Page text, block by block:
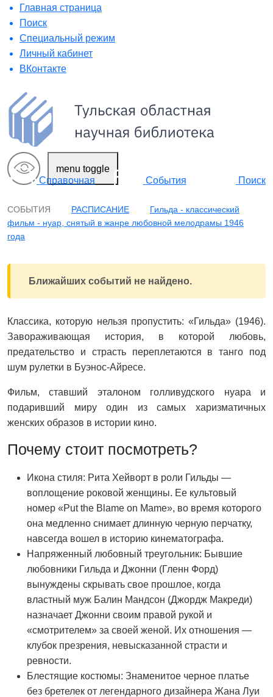
Главная страница
Поиск
Специальный режим
Личный кабинет
ВКонтакте
menu toggle
Справочная
События Поиск
СОБЫТИЯ РАСПИСАНИЕ
Гильда - классический
фильм - нуар, снятый в жанре любовной мелодрамы 1946
года
Ближайших событий не найдено.
Классика, которую нельзя пропустить: «Гильда» (1946).
Завораживающая история, в которой любовь,
предательство и страсть переплетаются в танго под
шум рулетки в Буэнос-Айресе.
Фильм, ставший эталоном голливудского нуара и
подаривший миру один из самых харизматичных
женских образов в истории кино.
Почему стоит посмотреть?
Икона стиля: Рита Хейворт в роли Гильды —
воплощение роковой женщины. Ее культовый
номер «Put the Blame on Mame», во время которого
она медленно снимает длинную черную перчатку,
навсегда вошел в историю кинематографа.
Напряженный любовный треугольник: Бывшие
любовники Гильда и Джонни (Гленн Форд)
вынуждены скрывать свое прошлое, когда
властный муж Балин Мандсон (Джордж Макреди)
назначает Джонни своим правой рукой и
«смотрителем» за своей женой. Их отношения —
клубок презрения, невысказанной страсти и
ревности.
Блестящие костюмы: Знаменитое черное платье
без бретелек от легендарного дизайнера Жана Луи